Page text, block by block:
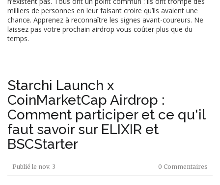
milliers de personnes en leur faisant croire qu’ils avaient une
chance. Apprenez à reconnaître les signes avant-coureurs. Ne
laissez pas votre prochain airdrop vous coûter plus que du
temps.
Starchi Launch x
CoinMarketCap Airdrop :
Comment participer et ce qu'il
faut savoir sur ELIXIR et
BSCStarter
Publié le nov. 3 0 Commentaires